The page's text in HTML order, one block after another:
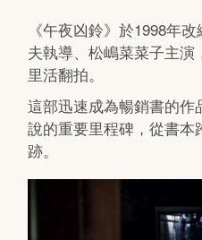
《午夜凶鈴》於1998年
夫執導、松嶋菜菜子主
里活翻拍。
這部迅速成為暢銷書的
說的重要里程碑，從書本
跡。